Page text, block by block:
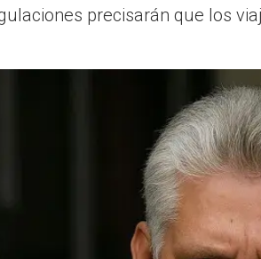
precisarán que los